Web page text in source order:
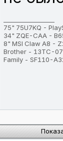
75" 75U7KQ -
34" ZQE-CAA -
8" MSI Claw A8 -
Brother - 13TC-
Family - SF110-